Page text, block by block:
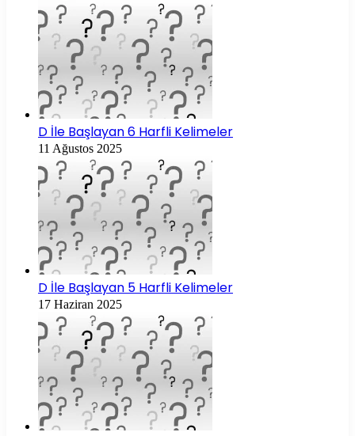
D İle Başlayan 6 Harfli Kelimeler
11 Ağustos 2025
D İle Başlayan 5 Harfli Kelimeler
17 Haziran 2025